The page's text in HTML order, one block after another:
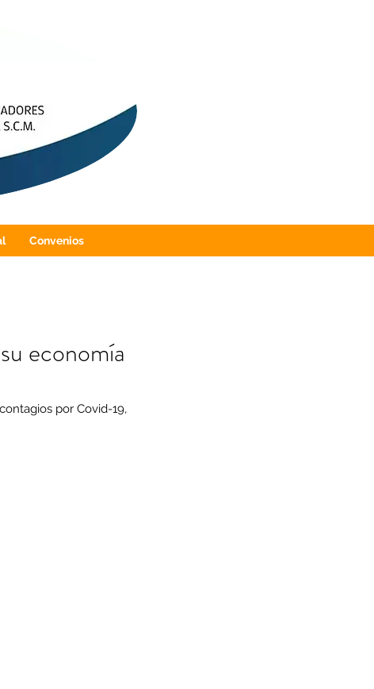
Convenios
economía
por Covid-19,